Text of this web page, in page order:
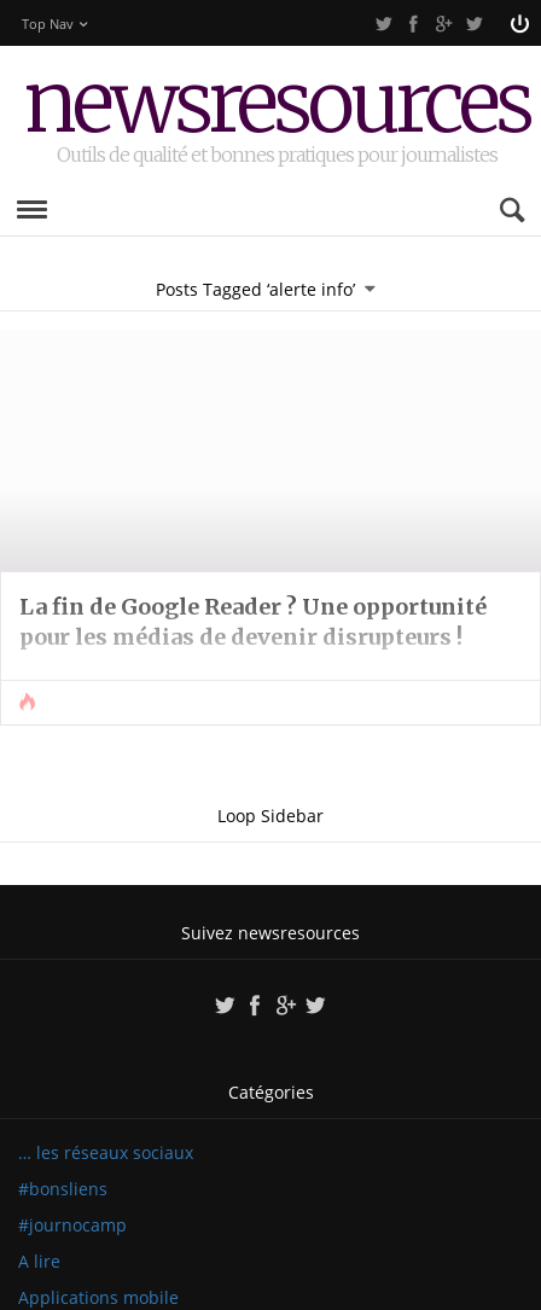
Top Nav
newsresources
Outils de qualité et bonnes pratiques pour journalistes
Posts Tagged ‘alerte info’
La fin de Google Reader ? Une opportunité
pour les médias de devenir disrupteurs !
Loop Sidebar
Suivez newsresources
Catégories
… les réseaux sociaux
#bonsliens
#journocamp
A lire
Applications mobile